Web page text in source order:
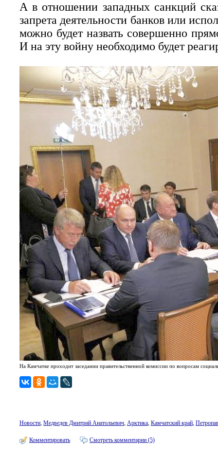
А в отношении западных санкций
запрета деятельности банков или
можно будет назвать совершенно
И на эту войну необходимо будет
На Камчатке проходит заседании правительственной комиссии по вопросам
Новости, Медведев Дмитрий Анатольевич, Арктика, Камчатский край,
Комментировать Смотреть комментарии (5)